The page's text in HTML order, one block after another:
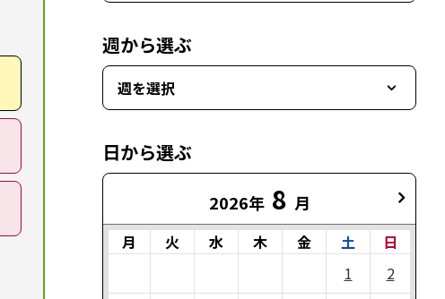
週から選ぶ
週を選択
日から選ぶ
2026年 8 月
月 火 水 木 金 土
日
1
2